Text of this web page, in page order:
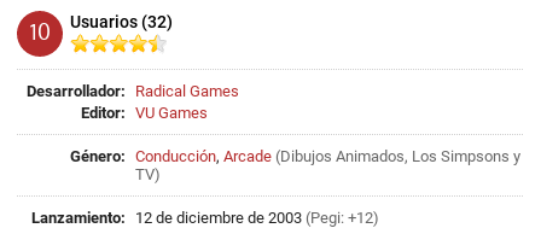
10 Usuarios (32)
Desarrollador:
Radical Games
Editor: VU Games
Género: Conducción, Arcade (Dibujos Animados, Los Simpsons y
TV)
Lanzamiento: 12 de diciembre de 2003 (Pegi: +12)